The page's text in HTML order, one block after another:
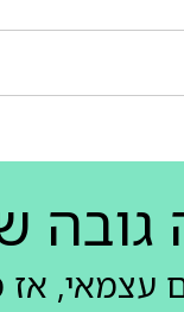
גובה
עצמאי, אז